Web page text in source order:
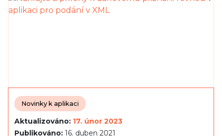
Novinky k aplikaci
Aktualizováno: 17. únor 2023
Publikováno: 16. duben 2021